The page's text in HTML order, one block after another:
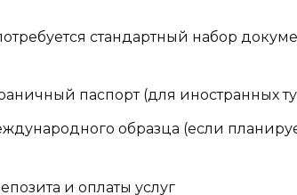
стандартный набор
паспорт (для иностранных
образца (если
и оплаты услуг